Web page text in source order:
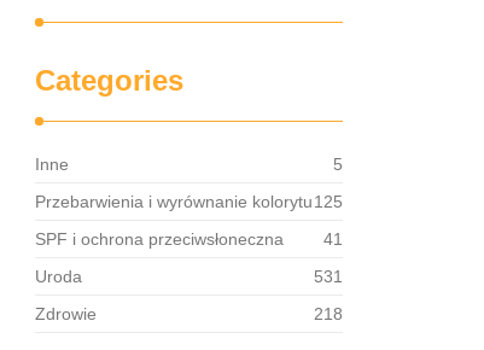
Categories
Inne
5
Przebarwienia i wyrównanie kolorytu125
SPF i ochrona przeciwsłoneczna
41
Uroda
531
Zdrowie
218